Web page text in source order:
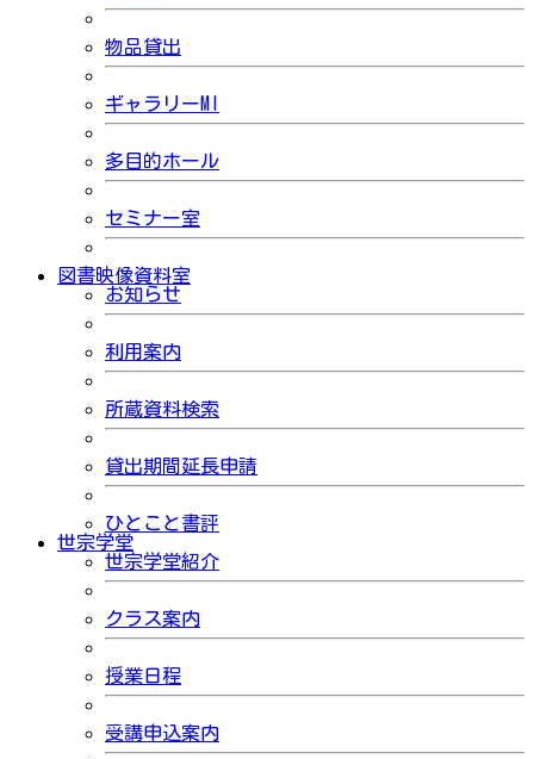
物品貸出
ギャラリーMI
多目的ホール
セミナー室
図書映像資料室
お知らせ
利用案内
所蔵資料検索
貸出期間延長申請
ひとこと書評
世宗学堂
世宗学堂紹介
クラス案内
授業日程
受講申込案内